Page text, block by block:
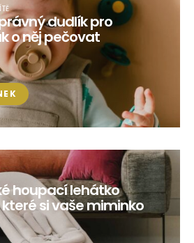
dudlík pro
o něj pečovat
houpací lehátko
si vaše miminko